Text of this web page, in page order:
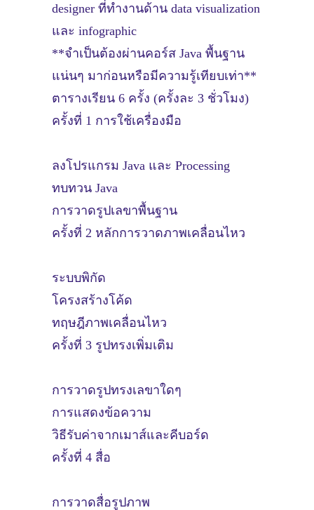
designer ที่ทำงานด้าน data visualization
และ infographic
**จำเป็นต้องผ่านคอร์ส Java พื้นฐาน
แน่นๆ มาก่อนหรือมีความรู้เทียบเท่า**
ตารางเรียน 6 ครั้ง (ครั้งละ 3 ชั่วโมง)
ครั้งที่ 1 การใช้เครื่องมือ
ลงโปรแกรม Java และ Processing
ทบทวน Java
การวาดรูปเลขาพื้นฐาน
ครั้งที่ 2 หลักการวาดภาพเคลื่อนไหว
ระบบพิกัด
โครงสร้างโค้ด
ทฤษฎีภาพเคลื่อนไหว
ครั้งที่ 3 รูปทรงเพิ่มเติม
การวาดรูปทรงเลขาใดๆ
การแสดงข้อความ
วิธีรับค่าจากเมาส์และคีบอร์ด
ครั้งที่ 4 สื่อ
การวาดสื่อรูปภาพ